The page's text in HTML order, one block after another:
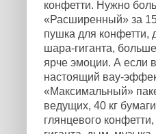
конфетти. Нужно
«Расширенный» за
пушка для
шара-гиганта,
ярче эмоции. А если
настоящий вау-
«Максимальный»
ведущих, 40 кг
глянцевого